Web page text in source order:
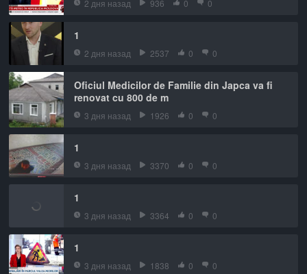
2 дня назад 936 0 0
1
2 дня назад 2537 0 0
Oficiul Medicilor de Familie din Japca va fi
renovat cu 800 de m
3 дня назад 1926 0 0
1
3 дня назад 3370 0 0
1
3 дня назад 3364 0 0
1
3 дня назад 1838 0 0